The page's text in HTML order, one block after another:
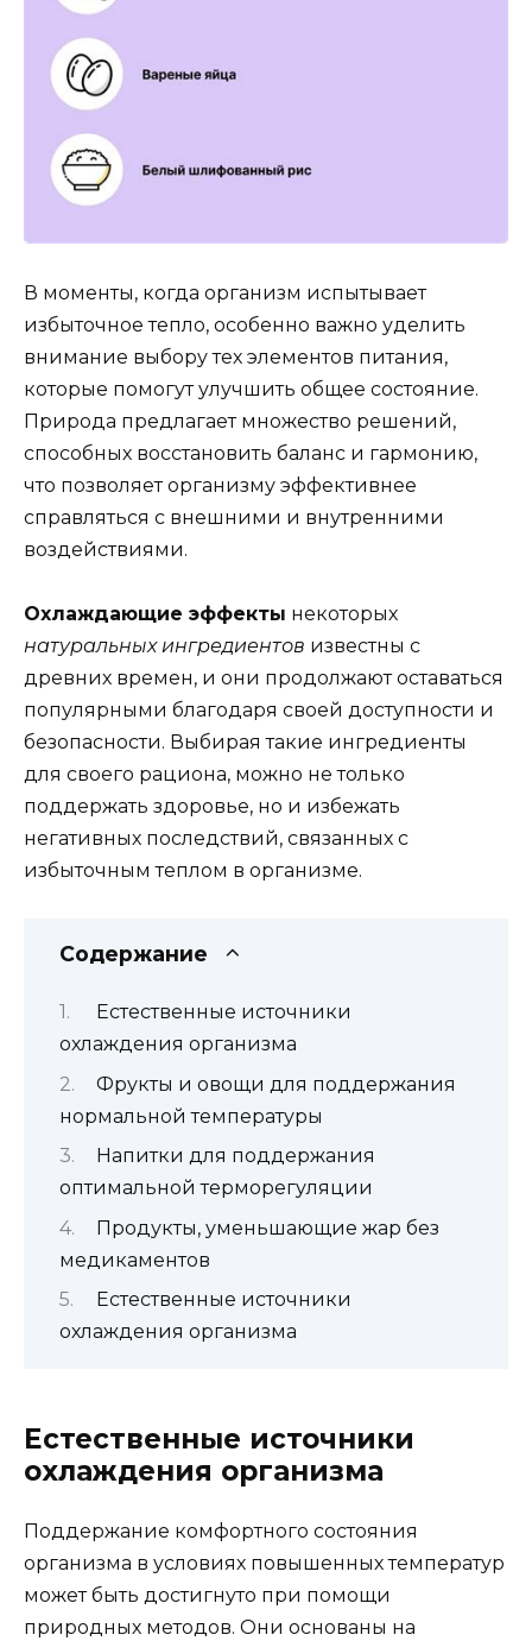
В моменты, когда организм испытывает
избыточное тепло, особенно важно уделить
внимание выбору тех элементов питания,
которые помогут улучшить общее состояние.
Природа предлагает множество решений,
способных восстановить баланс и гармонию,
что позволяет организму эффективнее
справляться с внешними и внутренними
воздействиями.
Охлаждающие эффекты некоторых
натуральных ингредиентов известны с
древних времен, и они продолжают оставаться
популярными благодаря своей доступности и
безопасности. Выбирая такие ингредиенты
для своего рациона, можно не только
поддержать здоровье, но и избежать
негативных последствий, связанных с
избыточным теплом в организме.
Содержание
Естественные источники
охлаждения организма
Фрукты и овощи для поддержания
нормальной температуры
Напитки для поддержания
оптимальной терморегуляции
Продукты, уменьшающие жар без
медикаментов
Естественные источники
охлаждения организма
Естественные источники
охлаждения организма
Поддержание комфортного состояния
организма в условиях повышенных температур
может быть достигнуто при помощи
природных методов. Они основаны на